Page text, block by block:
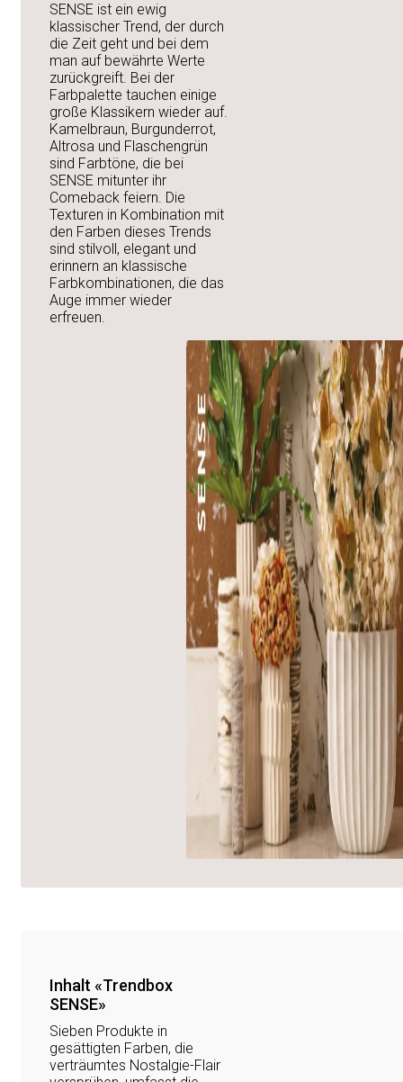
SENSE ist ein ewig
klassischer Trend, der durch
die Zeit geht und bei dem
man auf bewährte Werte
zurückgreift. Bei der
Farbpalette tauchen einige
große Klassikern wieder auf.
Kamelbraun, Burgunderrot,
Altrosa und Flaschengrün
sind Farbtöne, die bei
SENSE mitunter ihr
Comeback feiern. Die
Texturen in Kombination mit
den Farben dieses Trends
sind stilvoll, elegant und
erinnern an klassische
Farbkombinationen, die das
Auge immer wieder
erfreuen.
Inhalt «Trendbox
SENSE»
Sieben Produkte in
gesättigten Farben, die
verträumtes Nostalgie-Flair